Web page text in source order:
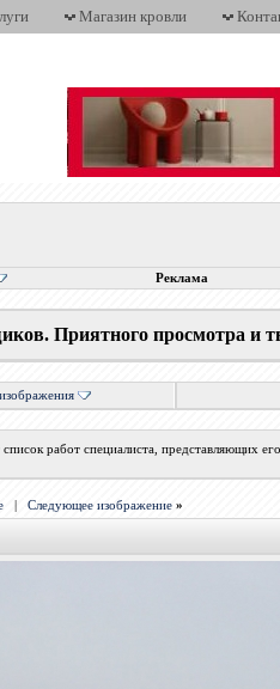
Магазин кровли
Реклама
Приятного просмотра и
работ специалиста, представляющих
|Следующее изображение »